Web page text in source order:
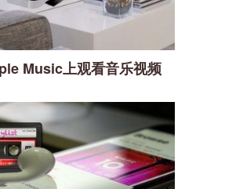
Music上观看音乐视频